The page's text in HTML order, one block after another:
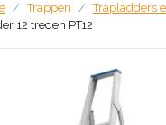
Trappen
Trapladders
12 treden PT12